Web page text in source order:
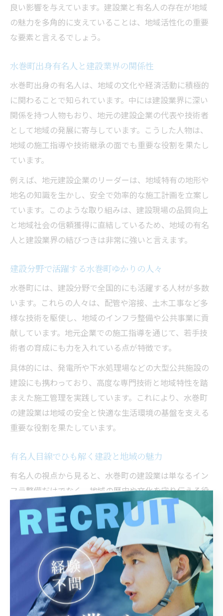
良い影響を与えています。建設業と有名人の存在が地域
の魅力を多角的に支えていることは、地域活性化の重要
な要素と言えるでしょう。
水巻町出身有名人と建設業界の関係性
水巻町出身の有名人は、地域の文化や経済活動に積極的
に関わることで知られています。中には建設業界に深い
関係を持つ人物もおり、地元の建設企業の代表や技術者
として地域の発展に寄与しています。こうした人物は、
地域の施工指導や技術継承の面でも重要な役割を果たし
ています。
例えば、地元建設企業のリーダーは、地域特有の地形や
地名の知識を生かし、安全で効率的な施工計画を立案し
ています。このような取り組みは、建設現場の品質向上
と地域社会の信頼獲得に直結しているため、地域の有名
人と建設業界の結びつきは非常に強いと言えます。
建設分野で活躍する水巻町ゆかりの人々
水巻町には、建設分野で全国的にも活躍する人材が多数
います。これらの人々は、配管や溶接、土木工事など多
様な技術を駆使し、地域のインフラ整備や公共事業に貢
献しています。地元企業での施工指導を通じて、若手技
術者の育成にも力を入れている点が特徴です。
具体的には、発電所や下水処理場などの大型公共施設の
建設にも携わっており、高度な専門技術と地域特性を踏
まえた施工管理を実践しています。これにより、水巻町
の建設業は地域の安全と快適な生活環境の基盤を支える
重要な役割を果たしています。
有名人目線でひも解く建設と地域の魅力
有名人の視点から見ると、水巻町の建設業は単なるイン
フラ整備だけでなく、地域の歴史や文化を守り伝える役
割も担っています。彼らは地元の地名や伝統を尊重しつ
つ、新しい建設技術の導入を推進しています。こうした
バランス感覚が地域の魅力を高める要因となっていま
例えば、地元の有名人が参加する地域イベントでは、建
設業の現場見学や技術紹介が行われ、地域住民との交流
を深めています。これにより、建設業への理解と関心が